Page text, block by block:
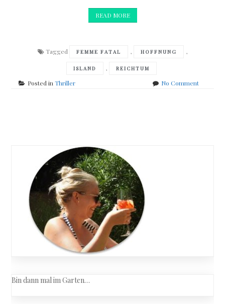
READ MORE
Tagged FEMME FATAL , HOFFNUNG ,
ISLAND , REICHTUM
Posted inThriller No Commenton
navigation
Bin dann mal im Garten…